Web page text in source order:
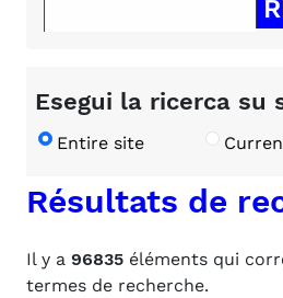
Esegui la ricerca su
Entire site
Résultats de
Il y a 96835 éléments qui
termes de recherche.